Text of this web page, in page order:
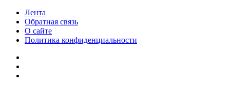
Лента
Обратная связь
О сайте
Политика конфиденциальности